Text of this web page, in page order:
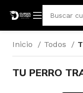
Inicio Todos
TU PERRO